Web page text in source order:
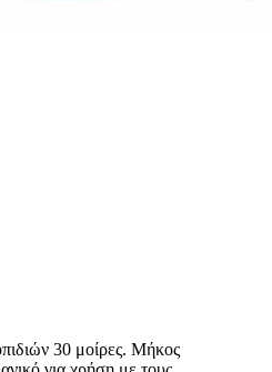
30 μοίρες. Μήκος